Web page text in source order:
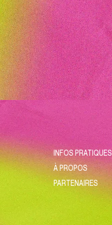
INFOS PRATIQUES
À PROPOS
PARTENAIRES